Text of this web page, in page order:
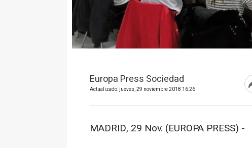
Europa Press Sociedad
Actualizado: jueves, 29 noviembre 2018 16:26
MADRID, 29 Nov. (EUROPA PRESS) -